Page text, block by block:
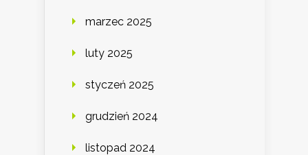
marzec 2025
luty 2025
styczeń 2025
grudzień 2024
listopad 2024